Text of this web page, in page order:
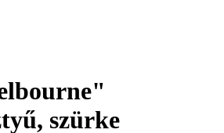
szürke